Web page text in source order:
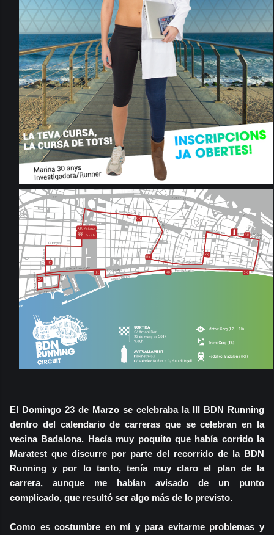
El Domingo 23 de Marzo se celebraba la III BDN Running
dentro del calendario de carreras que se celebran en la
vecina Badalona. Hacía muy poquito que había corrido la
Maratest que discurre por parte del recorrido de la BDN
Running y por lo tanto, tenía muy claro el plan de la
carrera, aunque me habían avisado de un punto
complicado, que resultó ser algo más de lo previsto.
Como es costumbre en mí y para evitarme problemas y